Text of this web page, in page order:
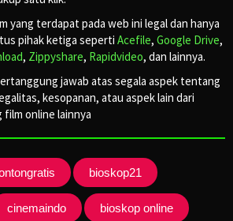
yang terdapat pada web ini legal dan hanya
pihak ketiga seperti Acefile, Google Drive,
, Zippyshare, Rapidvideo, dan lainnya.
jawab atas segala aspek tentang
kesopanan, atau aspek lain dari
online lainnya
bioskop21
cinemaindo bioskop online